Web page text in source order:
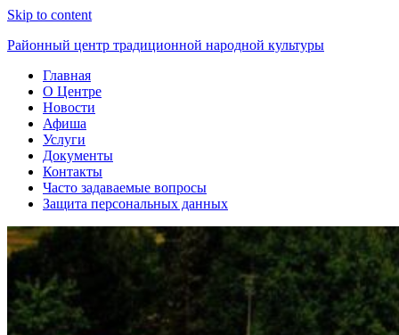
Skip to content
Районный центр традиционной народной культуры
Главная
О Центре
Новости
Афиша
Услуги
Документы
Контакты
Часто задаваемые вопросы
Защита персональных данных